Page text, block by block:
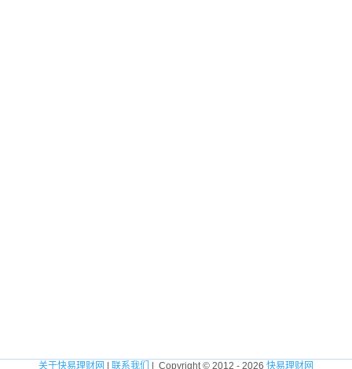
关于快易理财网 联系我们 | Copyright © 2012 - 2026 快易理财网